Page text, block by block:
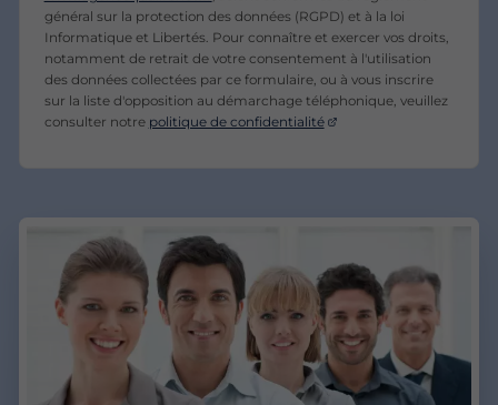
général sur la protection des données (RGPD) et à la loi
Informatique et Libertés. Pour connaître et exercer vos droits,
notamment de retrait de votre consentement à l'utilisation
des données collectées par ce formulaire, ou à vous inscrire
sur la liste d'opposition au démarchage téléphonique, veuillez
consulter notre politique de confidentialité